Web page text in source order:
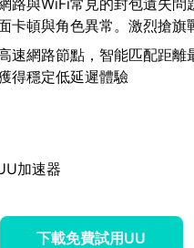
卡頓與角色異常。激烈搶旗
速網路節點，智能匹配距
得穩定低延遲體驗
加速器
下載免費試用UU